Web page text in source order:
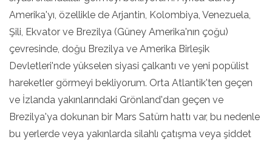
Amerika'yı, özellikle de Arjantin, Kolombiya, Venezuela,
Şili, Ekvator ve Brezilya (Güney Amerika'nın çoğu)
çevresinde, doğu Brezilya ve Amerika Birleşik
Devletleri'nde yükselen siyasi çalkantı ve yeni popülist
hareketler görmeyi bekliyorum. Orta Atlantik'ten geçen
ve İzlanda yakınlarındaki Grönland'dan geçen ve
Brezilya'ya dokunan bir Mars Satürn hattı var, bu nedenle
bu yerlerde veya yakınlarda silahlı çatışma veya şiddet